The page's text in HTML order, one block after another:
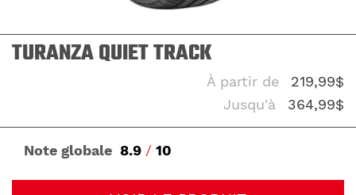
TURANZA QUIET TRACK
À partir de
219,99$
Jusqu'à
364,99$
Note globale 8.9 / 10